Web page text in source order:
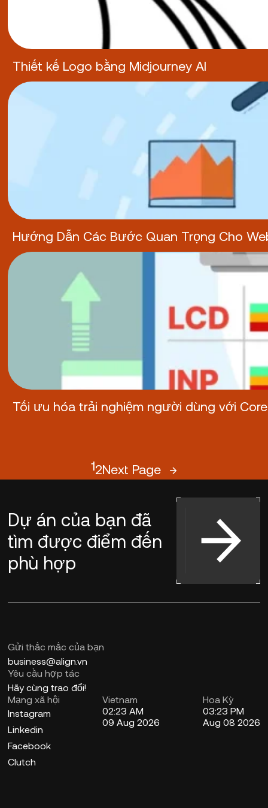
Thiết kế Logo bằng Midjourney AI
Hướng Dẫn Các Bước Quan Trọng Cho
Tối ưu hóa trải nghiệm người dùng với
12Next Page →
Dự án của bạn đã
tìm được điểm đến
phù hợp
Gửi thắc mắc của bạn
business@align.vn
Yêu cầu hợp tác
Hãy cùng trao đổi!
Mạng xã hội
Instagram
Linkedin
Facebook
Clutch
Vietnam
02:23 AM
09 Aug 2026
Hoa Kỳ
03:23 PM
Aug 08 2026